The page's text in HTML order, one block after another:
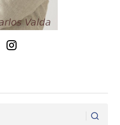
de
del servicio